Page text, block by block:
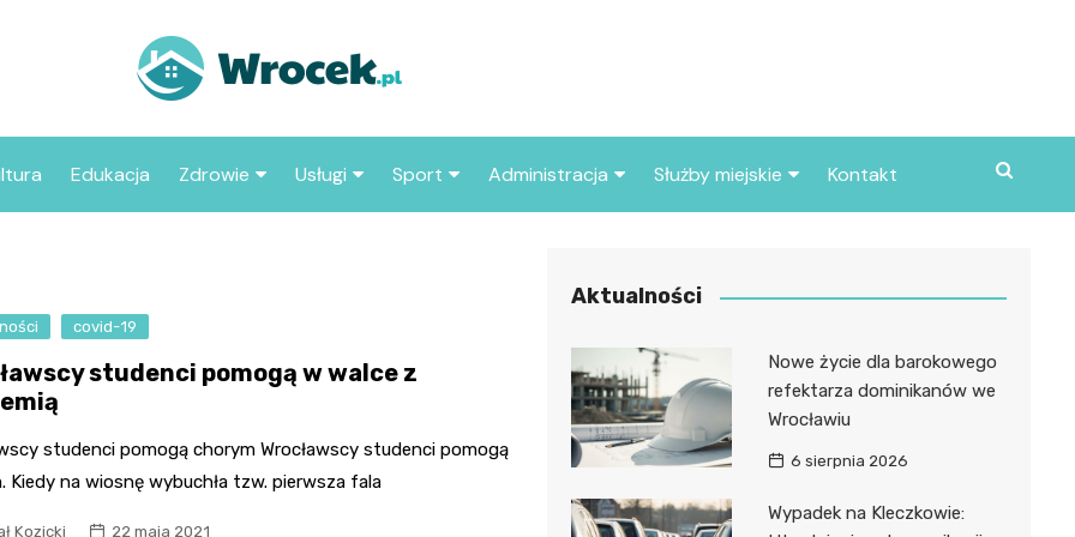
we
Edukacja Zdrowie Usługi
Stacja paliw
Restauracja
Sport Administracja
Urząd miasta
Służby miejskie
Policja
Kontakt
covid-19
studenci pomogą w walce z
studenci pomogą chorym Wrocławscy studenci pomogą
Kiedy na wiosnę wybuchła tzw. pierwsza fala
Kozicki 22 maja 2021
Aktualności
Nowe życie dla barokowego
refektarza dominikanów we
Wrocławiu
6 sierpnia 2026
Wypadek na Kleczkowie: